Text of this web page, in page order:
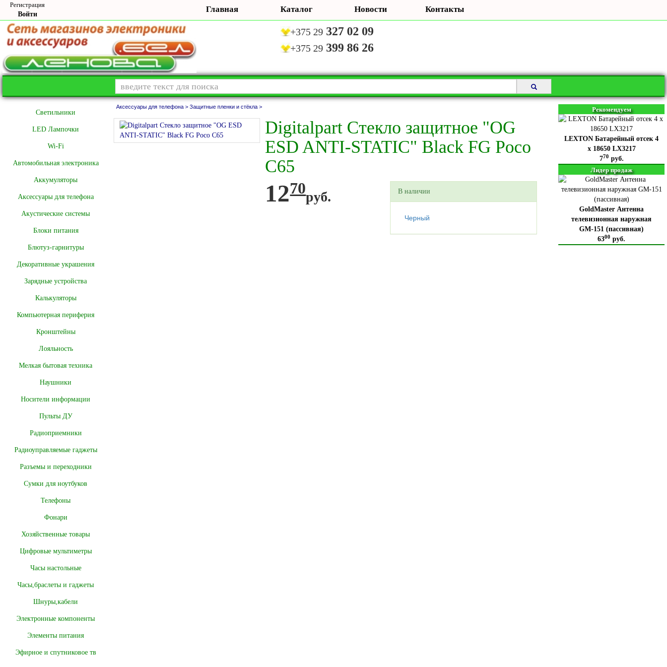
Регистрация
Войти
Главная Каталог Новости Контакты
+375 29 327 02 09
+375 29 399 86 26
Cветильники
LED Лампочки
Wi-Fi
Автомобильная электроника
Аккумуляторы
Аксессуары для телефона
Акустические системы
Блоки питания
Блютуз-гарнитуры
Декоративные украшения
Зарядные устройства
Калькуляторы
Компьютерная периферия
Кронштейны
Лояльность
Мелкая бытовая техника
Наушники
Носители информации
Пульты ДУ
Радиоприемники
Радиоуправляемые гаджеты
Разъемы и переходники
Сумки для ноутбуков
Телефоны
Фонари
Хозяйственные товары
Цифровые мультиметры
Часы настольные
Часы,браслеты и гаджеты
Шнуры,кабели
Электронные компоненты
Элементы питания
Эфирное и спутниковое тв
Аксессуары для телефона > Защитные пленки и стёкла >
Digitalpart Стекло защитное "OG
ESD ANTI-STATIC" Black FG Poco
C65
1270руб. В наличии
Черный
Рекомендуем
LEXTON Батарейный отсек 4
x 18650 LX3217
770 руб.
Лидер продаж
GoldMaster Антенна
телевизионная наружная
GM-151 (пассивная)
6300 руб.